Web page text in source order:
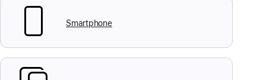
Smartphone